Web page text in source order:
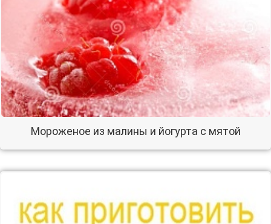
Мороженое из малины и йогурта с мятой